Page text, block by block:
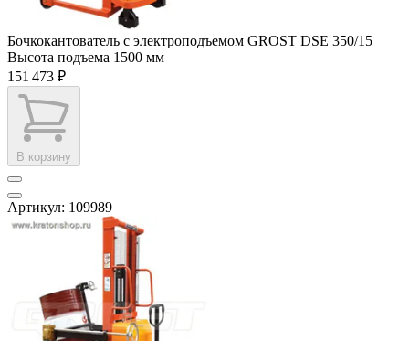
Бочкокантователь с электроподъемом GROST DSE 350/15
Высота подъема 1500 мм
151 473 ₽
В корзину
Артикул: 109989